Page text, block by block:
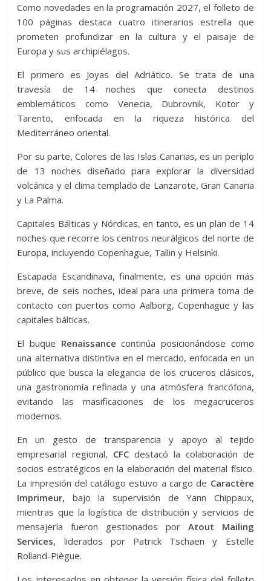
Como novedades en la programación 2027, el folleto de
100 páginas destaca cuatro itinerarios estrella que
prometen profundizar en la cultura y el paisaje de
Europa y sus archipiélagos.
El primero es Joyas del Adriático. Se trata de una
travesía de 14 noches que conecta destinos
emblemáticos como Venecia, Dubrovnik, Kotor y
Tarento, enfocada en la riqueza histórica del
Mediterráneo oriental.
Por su parte, Colores de las Islas Canarias, es un periplo
de 13 noches diseñado para explorar la diversidad
volcánica y el clima templado de Lanzarote, Gran Canaria
y La Palma.
Capitales Bálticas y Nórdicas, en tanto, es un plan de 14
noches que recorre los centros neurálgicos del norte de
Europa, incluyendo Copenhague, Tallin y Helsinki.
Escapada Escandinava, finalmente, es una opción más
breve, de seis noches, ideal para una primera toma de
contacto con puertos como Aalborg, Copenhague y las
capitales bálticas.
El buque Renaissance continúa posicionándose como
una alternativa distintiva en el mercado, enfocada en un
público que busca la elegancia de los cruceros clásicos,
una gastronomía refinada y una atmósfera francófona,
evitando las masificaciones de los megacruceros
modernos.
En un gesto de transparencia y apoyo al tejido
empresarial regional, CFC destacó la colaboración de
socios estratégicos en la elaboración del material físico.
La impresión del catálogo estuvo a cargo de Caractère
Imprimeur, bajo la supervisión de Yann Chippaux,
mientras que la logística de distribución y servicios de
mensajería fueron gestionados por Atout Mailing
Services, liderados por Patrick Tschaen y Estelle
Rolland-Piègue.